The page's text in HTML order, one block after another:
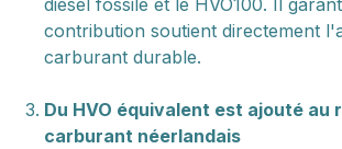
contribution soutient directement
carburant durable.
Du HVO équivalent est ajouté au
carburant néerlandais